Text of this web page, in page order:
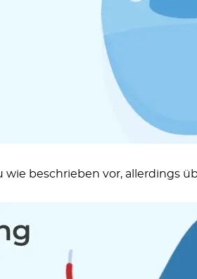
wie beschrieben vor, allerdings